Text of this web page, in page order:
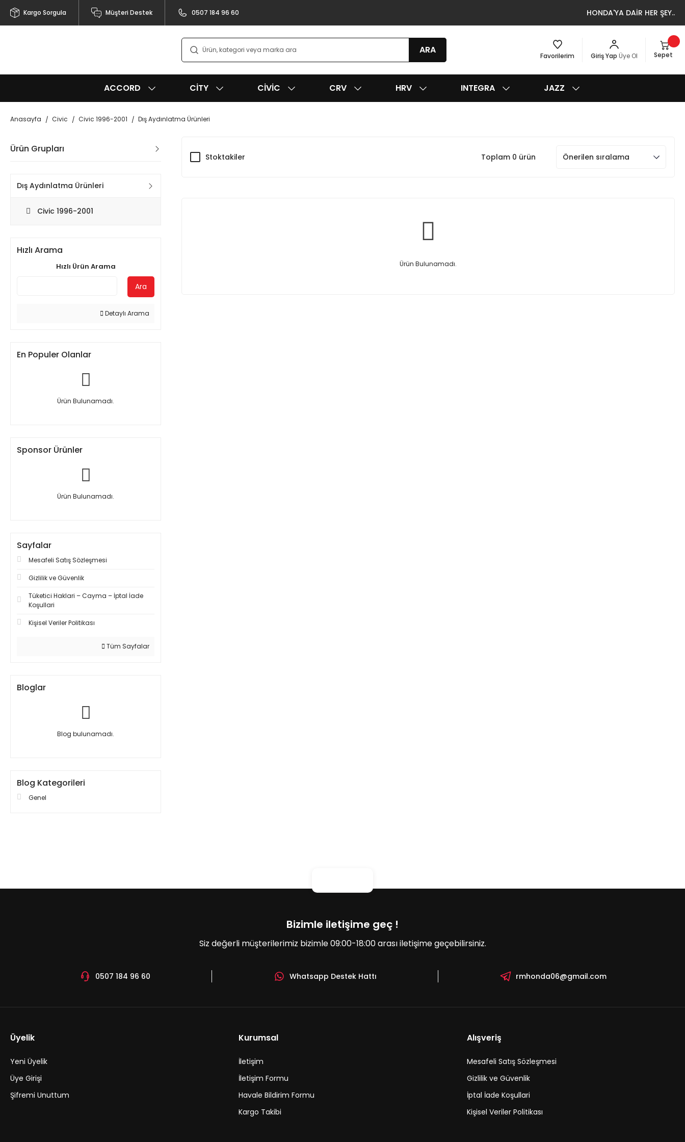
Kargo Sorgula Müşteri Destek 0507 184 96 60 HONDA'YA DAİR HER ŞEY..
ARA
Favorilerim Giriş Yap Üye Ol Sepet
ACCORD CITY CIVIC CRV HRV INTEGRA JAZZ
Anasayfa Civic Civic 1996-2001 Dış Aydınlatma Ürünleri
Ürün Grupları
Dış Aydınlatma Ürünleri
Civic 1996-2001
Hızlı Arama
Hızlı Ürün Arama
Ara
Detaylı Arama
En Populer Olanlar
Ürün Bulunamadı.
Sponsor Ürünler
Ürün Bulunamadı.
Sayfalar
Mesafeli Satış Sözleşmesi
Gizlilik ve Güvenlik
Tüketici Haklari – Cayma – İptal İade
Koşullari
Kişisel Veriler Politikası
Tüm Sayfalar
Bloglar
Blog bulunamadı.
Blog Kategorileri
Genel
Stoktakiler Toplam 0 ürün
Ürün Bulunamadı.
Bizimle iletişime geç !
Siz değerli müşterilerimiz bizimle 09:00-18:00 arası iletişime geçebilirsiniz.
0507 184 96 60 Whatsapp Destek Hattı rmhonda06@gmail.com
Üyelik
Yeni Üyelik
Üye Girişi
Şifremi Unuttum
Kurumsal
İletişim
İletişim Formu
Havale Bildirim Formu
Kargo Takibi
Alışveriş
Mesafeli Satış Sözleşmesi
Gizlilik ve Güvenlik
İptal İade Koşullari
Kişisel Veriler Politikası